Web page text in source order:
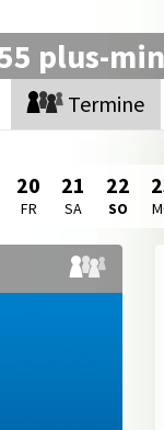
plus-
Termine
20
FR
21
SA
22
SO